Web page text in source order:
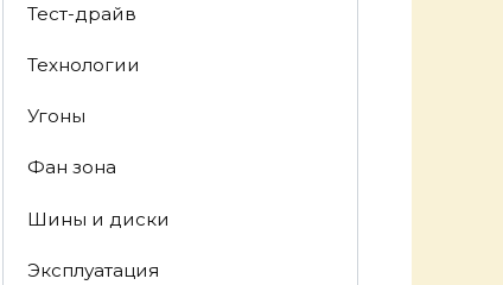
Тест-драйв
Технологии
Угоны
Фан зона
Шины и диски
Эксплуатация